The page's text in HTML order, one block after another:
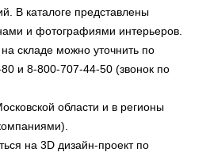
В каталоге представлены
и фотографиями интерьеров.
складе можно уточнить по
и 8-800-707-44-50 (звонок по
области и в регионы
на 3D дизайн-проект по